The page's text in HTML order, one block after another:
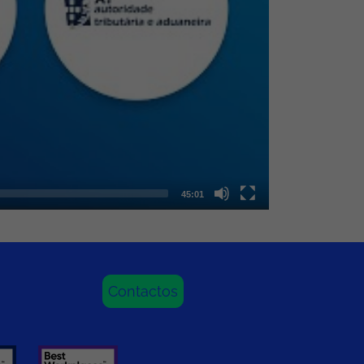
45:01
Contactos